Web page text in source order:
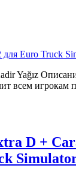
Yağız
всем игрокам
D +